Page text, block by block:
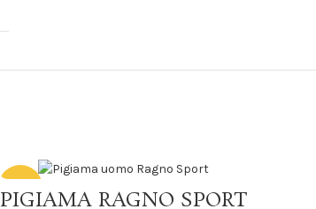
PIGIAMA RAGNO SPORT